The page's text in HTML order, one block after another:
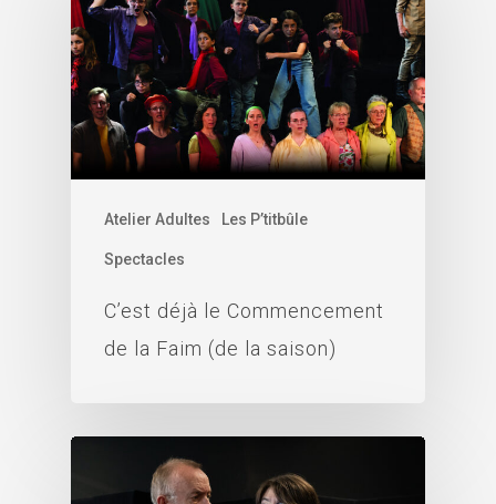
Atelier Adultes Les P’titbûle
Spectacles
C’est déjà le Commencement
de la Faim (de la saison)